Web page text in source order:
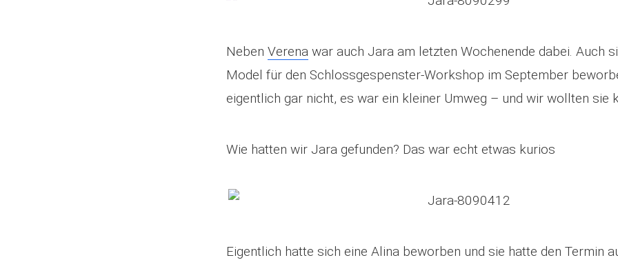
Neben Verena war auch Jara am letzten Wochenende dabei. Auch
Model für den Schlossgespenster-Workshop im September
eigentlich gar nicht, es war ein kleiner Umweg – und wir wollten sie
Wie hatten wir Jara gefunden? Das war echt etwas kurios
Eigentlich hatte sich eine Alina beworben und sie hatte den Termin